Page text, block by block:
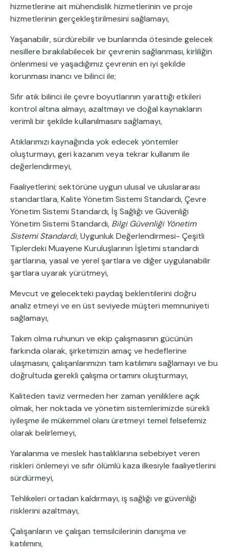
hizmetlerine ait mühendislik hizmetlerinin ve proje
hizmetlerinin gerçekleştirilmesini sağlamayı,
Yaşanabilir, sürdürebilir ve bunlarında ötesinde gelecek
nesillere bırakılabilecek bir çevrenin sağlanması, kirliliğin
önlenmesi ve yaşadığımız çevrenin en iyi şekilde
korunması inancı ve bilinci ile;
Sıfır atık bilinci ile çevre boyutlarının yarattığı etkileri
kontrol altına almayı, azaltmayı ve doğal kaynakların
verimli bir şekilde kullanılmasını sağlamayı,
Atıklarımızı kaynağında yok edecek yöntemler
oluşturmayı, geri kazanım veya tekrar kullanım ile
değerlendirmeyi,
Faaliyetlerini; sektörüne uygun ulusal ve uluslararası
standartlara, Kalite Yönetim Sistemi Standardı, Çevre
Yönetim Sistemi Standardı, İş Sağlığı ve Güvenliği
Yönetim Sistemi Standardı, Bilgi Güvenliği Yönetim
Sistemi Standardı, Uygunluk Değerlendirmesi- Çeşitli
Tiplerdeki Muayene Kuruluşlarının İşletimi standardı
şartlarına, yasal ve yerel şartlara ve diğer uygulanabilir
şartlara uyarak yürütmeyi,
Mevcut ve gelecekteki paydaş beklentilerini doğru
analiz etmeyi ve en üst seviyede müşteri memnuniyeti
sağlamayı,
Takım olma ruhunun ve ekip çalışmasının gücünün
farkında olarak, şirketimizin amaç ve hedeflerine
ulaşmasını, çalışanlarımızın tam katılımını sağlamayı ve bu
doğrultuda gerekli çalışma ortamını oluşturmayı,
Kaliteden taviz vermeden her zaman yeniliklere açık
olmak, her noktada ve yönetim sistemlerimizde sürekli
iyileşme ile mükemmel olanı üretmeyi temel felsefemiz
olarak belirlemeyi,
Yaralanma ve meslek hastalıklarına sebebiyet veren
riskleri önlemeyi ve sıfır ölümlü kaza ilkesiyle faaliyetlerini
sürdürmeyi,
Tehlikeleri ortadan kaldırmayı, iş sağlığı ve güvenliği
risklerini azaltmayı,
Çalışanların ve çalışan temsilcilerinin danışma ve
katılımını,